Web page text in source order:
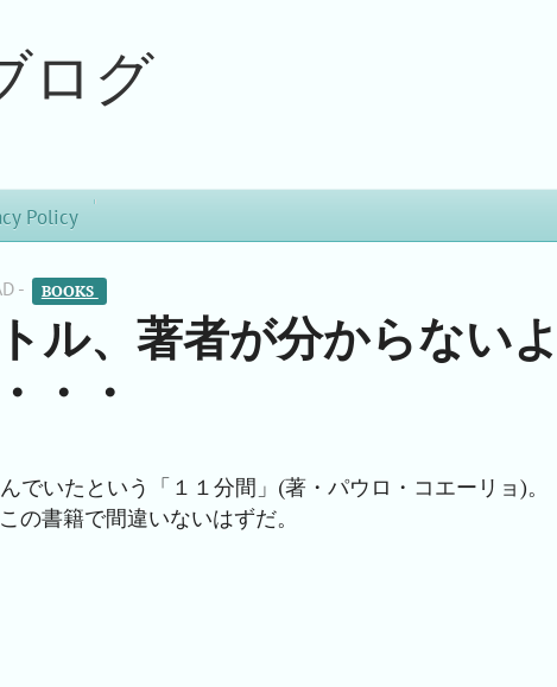
ログ
Policy
- BOOKS
ル、著者が分からないよ
・・
でいたという「１１分間」(著・パウロ・コエーリョ)。
の書籍で間違いないはずだ。